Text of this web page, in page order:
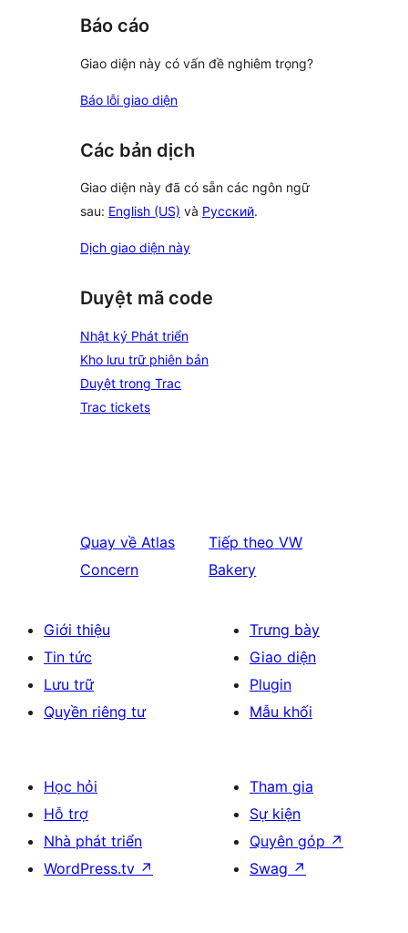
Báo cáo
Giao diện này có vấn đề nghiêm trọng?
Báo lỗi giao diện
Các bản dịch
Giao diện này đã có sẵn các ngôn ngữ
sau: English (US) và Русский.
Dịch giao diện này
Duyệt mã code
Nhật ký Phát triển
Kho lưu trữ phiên bản
Duyệt trong Trac
Trac tickets
Quay về Atlas
Concern
Tiếp theo VW
Bakery
Giới thiệu
Tin tức
Lưu trữ
Quyền riêng tư
Trưng bày
Giao diện
Plugin
Mẫu khối
Học hỏi
Hỗ trợ
Nhà phát triển
WordPress.tv ↗
Tham gia
Sự kiện
Quyên góp ↗
Swag ↗